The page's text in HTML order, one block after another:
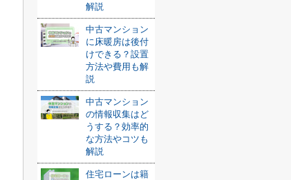
解説
中古マンション
に床暖房は後付
けできる？設置
方法や費用も解
説
中古マンション
の情報収集はど
うする？効率的
な方法やコツも
解説
住宅ローンは籍